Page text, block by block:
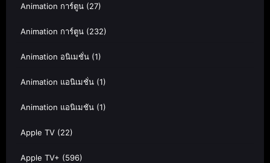
Animation การ์ตูน (27)
Animation การ์ตูน (232)
Animation อนิเมชั่น (1)
Animation แอนิเมชั่น (1)
Animation แอนิเมชัน (1)
Apple TV (22)
Apple TV+ (596)